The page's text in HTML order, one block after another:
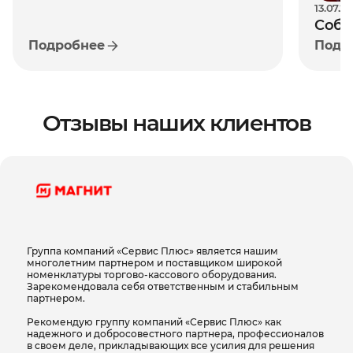
компонентам обеспечивают стабильную
обслуживание в течение всего жизненного
Быстрое внедрение и готовность к работе
Встроенная ККТ и поддержка стандартных
интерфейсов позволяют быстро
интегрировать кассу в существующую IT-
инфраструктуру без необходимости подбора
внешнего фискального оборудования. Это
Подробнее
Отзывы наших клиентов
Группа компаний «Сервис Плюс» является нашим
многолетним партнером и поставщиком широкой
номенклатуры торгово-кассового оборудования.
Зарекомендовала себя ответственным и стабильным
партнером.
Рекомендую группу компаний «Сервис Плюс» как
надежного и добросовестного партнера, профессионалов
в своем деле, прикладывающих все усилия для решения